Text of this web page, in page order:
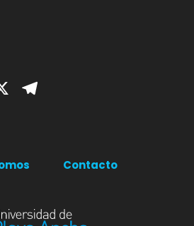
X
Contacto